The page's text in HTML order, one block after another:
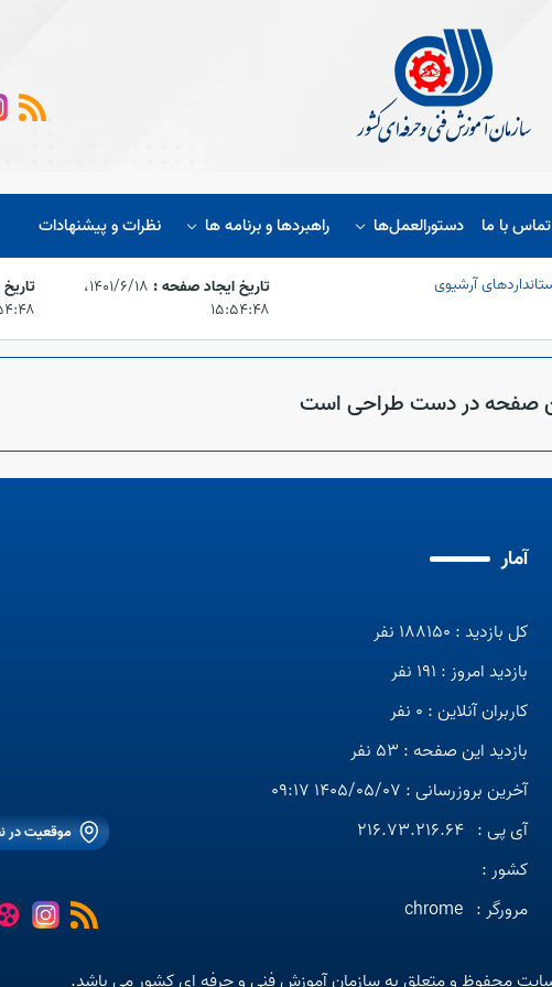
تماس با ما دستورالعمل‌ها راهبردها و برنامه ها نظرات و پیشنهادات
آرشیوی
تاریخ ایجاد صفحه :
۱۴۰۱/۶/۱۸،‏
۱۵:۵۴:۴۸
صفحه در دست طراحی است
آمار
کل بازدید : 188150 نفر
بازدید امروز : 191 نفر
کاربران آنلاین : 0 نفر
بازدید این صفحه : 53 نفر
آخرین بروزرسانی : 1405/05/07 09:17
آی پی : 216.73.216.64
کشور :
مرورگر : chrome
موقعیت در